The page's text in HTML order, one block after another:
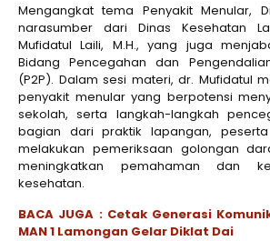
Mengangkat tema Penyakit Menular,
narasumber dari Dinas Kesehatan
Mufidatul Laili, M.H., yang juga
Bidang Pencegahan dan
(P2P). Dalam sesi materi, dr. Mufidatul
penyakit menular yang berpotensi
sekolah, serta langkah-langkah
bagian dari praktik lapangan,
melakukan pemeriksaan golongan
meningkatkan pemahaman dan
kesehatan.
BACA JUGA : Cetak Generasi
MAN 1 Lamongan Gelar Diklat Dai